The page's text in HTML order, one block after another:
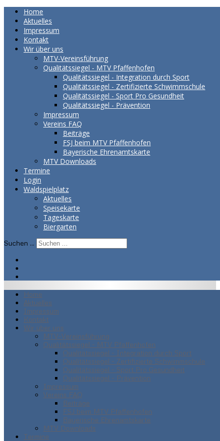
Home
Aktuelles
Impressum
Kontakt
Wir über uns
MTV-Vereinsführung
Qualitätssiegel - MTV Pfaffenhofen
Qualitätssiegel - Integration durch Sport
Qualitätssiegel - Zertifizierte Schwimmschule
Qualitätssiegel - Sport Pro Gesundheit
Qualitätssiegel - Prävention
Impressum
Vereins FAQ
Beiträge
FSJ beim MTV Pfaffenhofen
Bayerische Ehrenamtskarte
MTV Downloads
Termine
Login
Waldspielplatz
Aktuelles
Speisekarte
Tageskarte
Biergarten
Suchen ...
Home
Aktuelles
Impressum
Kontakt
Wir über uns
MTV-Vereinsführung
Qualitätssiegel - MTV Pfaffenhofen
Qualitätssiegel - Integration durch Sport
Qualitätssiegel - Zertifizierte Schwimmschule
Qualitätssiegel - Sport Pro Gesundheit
Qualitätssiegel - Prävention
Impressum
Vereins FAQ
Beiträge
FSJ beim MTV Pfaffenhofen
Bayerische Ehrenamtskarte
MTV Downloads
Termine